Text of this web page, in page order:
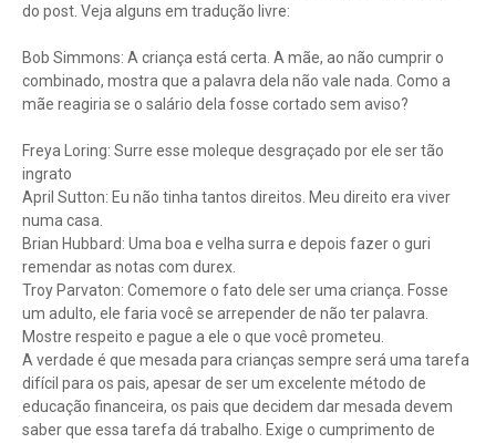
do post. Veja alguns em tradução livre:
Bob Simmons: A criança está certa. A mãe, ao não cumprir o
combinado, mostra que a palavra dela não vale nada. Como a
mãe reagiria se o salário dela fosse cortado sem aviso?
Freya Loring: Surre esse moleque desgraçado por ele ser tão
ingrato
April Sutton: Eu não tinha tantos direitos. Meu direito era viver
numa casa.
Brian Hubbard: Uma boa e velha surra e depois fazer o guri
remendar as notas com durex.
Troy Parvaton: Comemore o fato dele ser uma criança. Fosse
um adulto, ele faria você se arrepender de não ter palavra.
Mostre respeito e pague a ele o que você prometeu.
A verdade é que mesada para crianças sempre será uma tarefa
difícil para os pais, apesar de ser um excelente método de
educação financeira, os pais que decidem dar mesada devem
saber que essa tarefa dá trabalho. Exige o cumprimento de